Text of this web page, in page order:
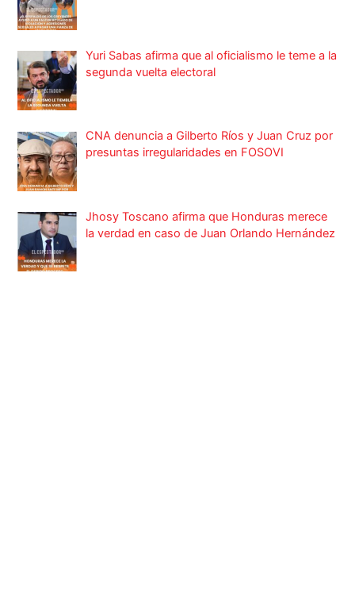
Yuri Sabas afirma que al oficialismo le teme a la
segunda vuelta electoral
CNA denuncia a Gilberto Ríos y Juan Cruz por
presuntas irregularidades en FOSOVI
Jhosy Toscano afirma que Honduras merece
la verdad en caso de Juan Orlando Hernández